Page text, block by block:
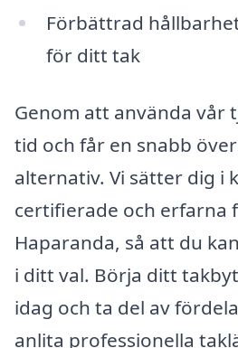
Förbättrad
för ditt tak
Genom att använda vår
tid och får en snabb
alternativ. Vi sätter dig i
certifierade och erfarna
Haparanda, så att du
i ditt val. Börja ditt
idag och ta del av
anlita professionella